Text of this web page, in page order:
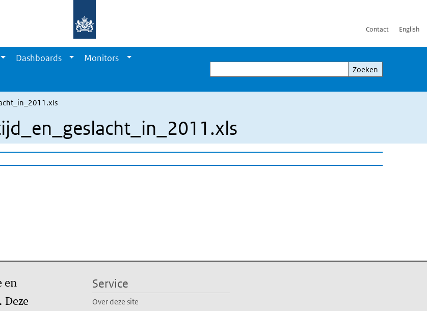
Contact English
Dashboards
Monitors
Zoeken
Zoeken
en
Service
Over deze site